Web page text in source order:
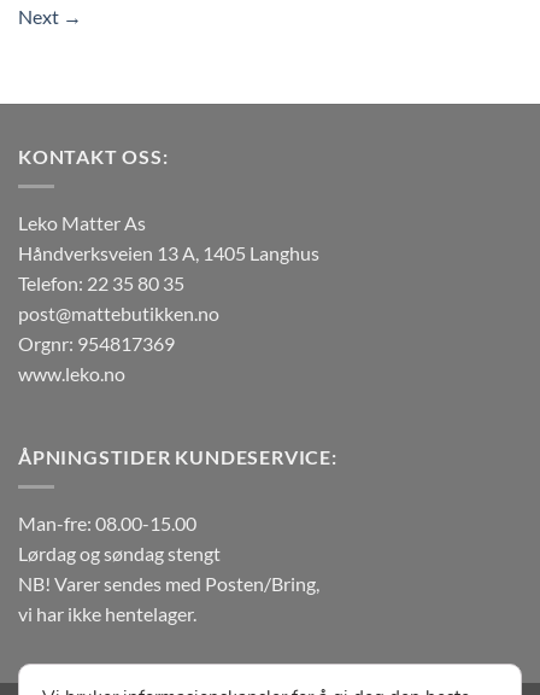
Next →
KONTAKT OSS:
Leko Matter As
Håndverksveien 13 A, 1405 Langhus
Telefon: 22 35 80 35
post@mattebutikken.no
Orgnr: 954817369
www.leko.no
ÅPNINGSTIDER KUNDESERVICE:
Man-fre: 08.00-15.00
Lørdag og søndag stengt
NB! Varer sendes med Posten/Bring,
vi har ikke hentelager.